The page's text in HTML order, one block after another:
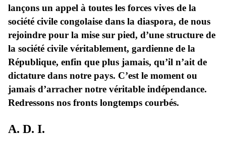
lançons un appel à toutes les forces vives de la
société civile congolaise dans la diaspora, de nous
rejoindre pour la mise sur pied, d’une structure de
la société civile véritablement, gardienne de la
République, enfin que plus jamais, qu’il n’ait de
dictature dans notre pays. C’est le moment ou
jamais d’arracher notre véritable indépendance.
Redressons nos fronts longtemps courbés.
A. D. I.